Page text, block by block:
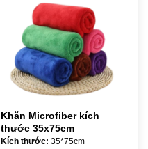
Khăn Microfiber kích
thước 35x75cm
Kích thước: 35*75cm